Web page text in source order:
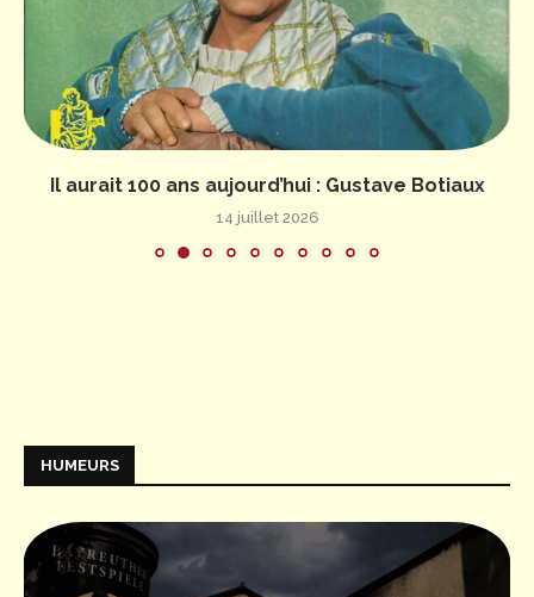
Il aurait 100 ans aujourd’hui : Gustave Botiaux
14 juillet 2026
HUMEURS